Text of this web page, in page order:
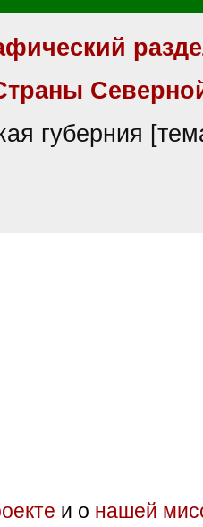
губерния
и о нашей